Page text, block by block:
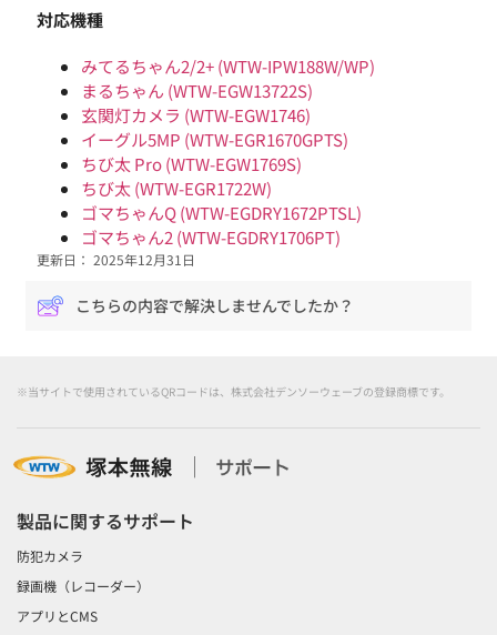
対応機種
みてるちゃん2/2+ (WTW-IPW188W/WP)
まるちゃん (WTW-EGW13722S)
玄関灯カメラ (WTW-EGW1746)
イーグル5MP (WTW-EGR1670GPTS)
ちび太 Pro (WTW-EGW1769S)
ちび太 (WTW-EGR1722W)
ゴマちゃんQ (WTW-EGDRY1672PTSL)
ゴマちゃん2 (WTW-EGDRY1706PT)
更新日： 2025年12月31日
こちらの内容で解決しませんでしたか？
※当サイトで使用されているQRコードは、株式会社デンソーウェーブの登録商標です。
製品に関するサポート
防犯カメラ
録画機（レコーダー）
アプリとCMS